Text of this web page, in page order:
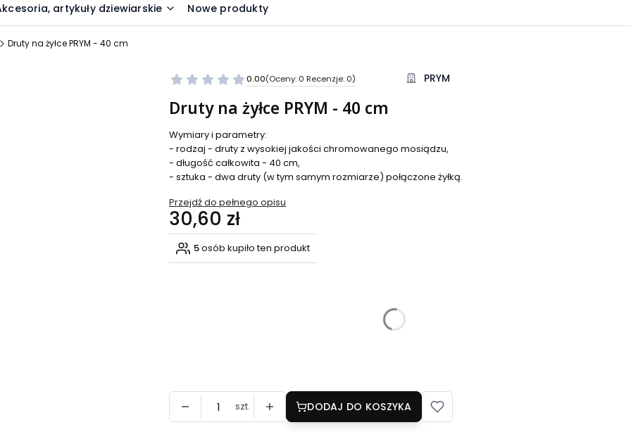
artykuły dziewiarskie Nowe produkty
Druty na żyłce PRYM - 40 cm
0.00(Oceny: 0 Recenzje: 0)
Przejdź do sekcji Opinie
PRYM
Druty na żyłce PRYM - 40 cm
Wymiary i parametry:
- rodzaj - druty z wysokiej jakości chromowanego mosiądzu,
- długość całkowita - 40 cm,
- sztuka - dwa druty (w tym samym rozmiarze) połączone żyłką.
Przejdź do pełnego opisu
Cena
30,60 zł
5osób kupiło ten produkt
szt. DODAJ DO KOSZYKA